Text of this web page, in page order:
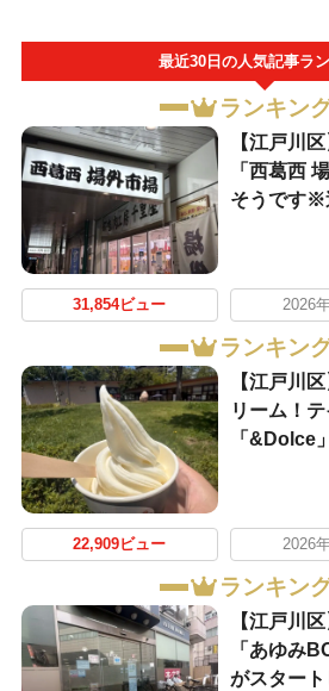
最近30日の人気記事ラ
ランキン
【江戸川
「西葛西
そうです※
31,854ビュー 2026
ランキン
【江戸川
リーム！
「&Dolce
22,909ビュー 2026
ランキン
【江戸川
「あゆみ
がスター